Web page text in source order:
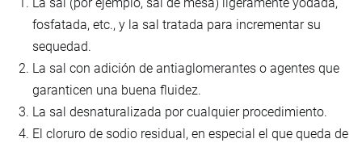
La sal (por ejemplo, sal de mesa) ligeramente yodada,
fosfatada, etc., y la sal tratada para incrementar su
sequedad.
La sal con adición de antiaglomerantes o agentes que
garanticen una buena fluidez.
La sal desnaturalizada por cualquier procedimiento.
El cloruro de sodio residual, en especial el que queda de